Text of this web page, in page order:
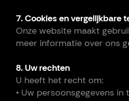
7. Cookies en vergelijkbare
Onze website maakt
meer informatie over ons
8. Uw rechten
U heeft het recht om:
• Uw persoonsgegevens